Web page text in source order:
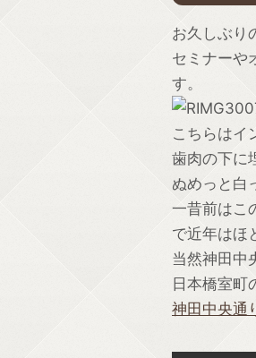
お久しぶり
セミナーや
す。
こちらはイ
歯肉の下に
ぬめっと白
一昔前はこ
で近年はほ
当然神田中
日本橋室町
神田中央通